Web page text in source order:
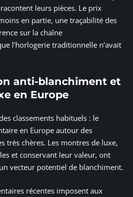
leurs pièces. Le prix
en partie, une traçabilité des
sur la chaîne
l’horlogerie traditionnelle n’avait
anti-blanchiment et
en Europe
classements habituels : le
en Europe autour des
très chères. Les montres de luxe,
et conservant leur valeur, ont
vecteur potentiel de blanchiment.
récentes imposent aux